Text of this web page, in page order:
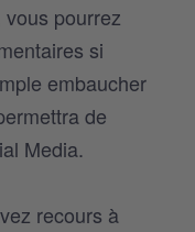
pourrez
si
embaucher
de
Media.
recours à